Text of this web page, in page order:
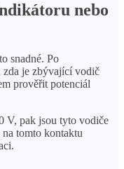
nebo
snadné. Po
zda je zbývající vodič
prověřit potenciál
V, pak jsou tyto vodiče
tomto kontaktu